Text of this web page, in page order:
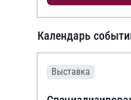
Календарь
Выставка